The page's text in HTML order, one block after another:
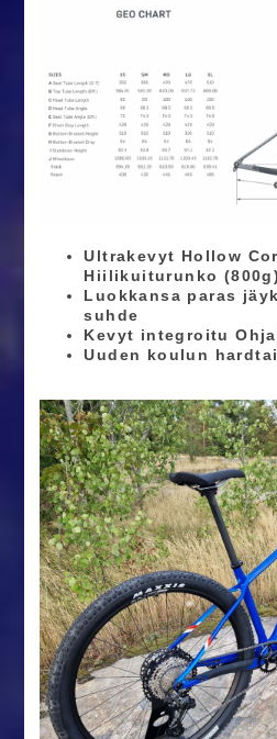
Ultrakevyt Hollow
Hiilikuiturunko (800g)
Luokkansa paras
suhde
Kevyt integroitu
Uuden koulun